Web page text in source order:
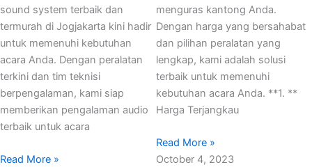
sound system terbaik dan
termurah di Jogjakarta kini hadir
untuk memenuhi kebutuhan
acara Anda. Dengan peralatan
terkini dan tim teknisi
berpengalaman, kami siap
memberikan pengalaman audio
terbaik untuk acara
Read More »
menguras kantong Anda.
Dengan harga yang bersahabat
dan pilihan peralatan yang
lengkap, kami adalah solusi
terbaik untuk memenuhi
kebutuhan acara Anda. **1. **
Harga Terjangkau
Read More »
October 4, 2023